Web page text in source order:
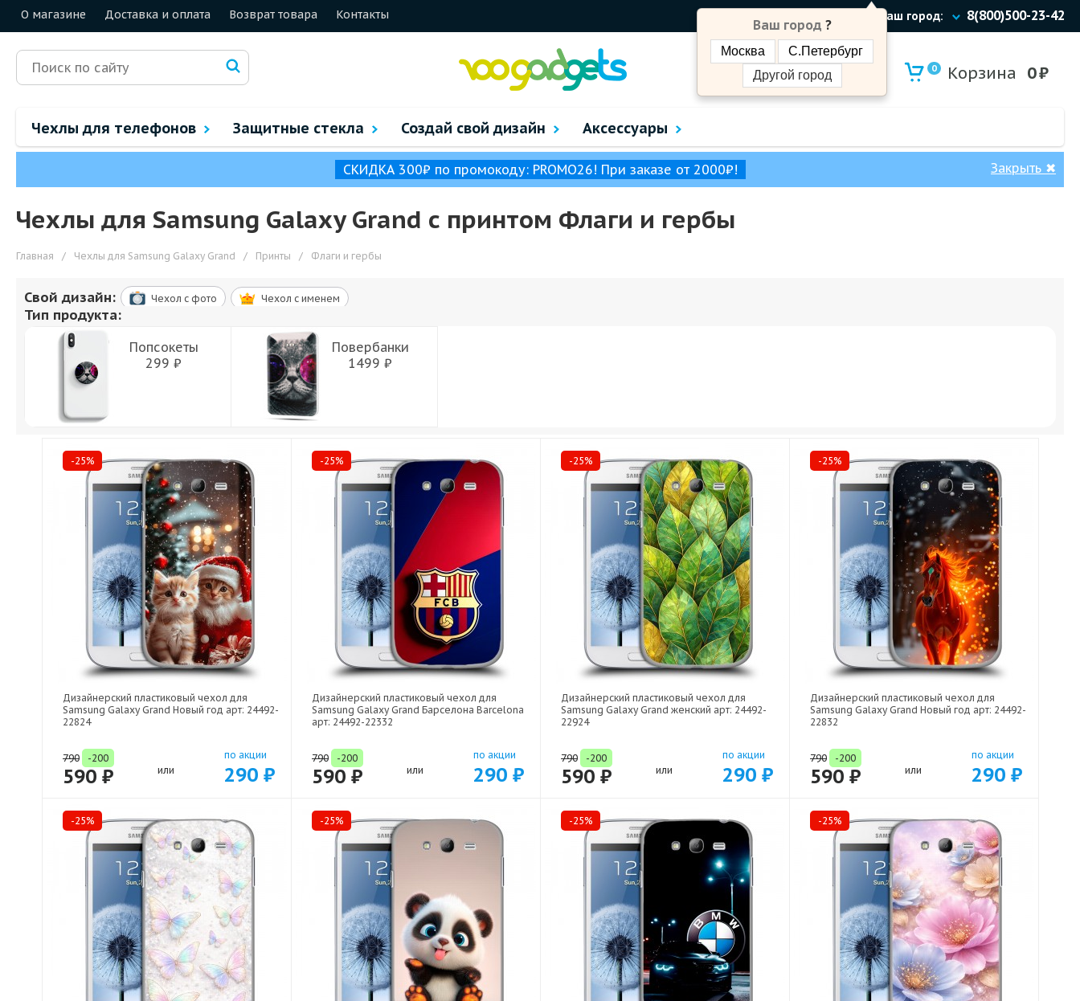
О магазине Доставка и оплата Возврат товара Контакты Ваш город:
Ваш город ?
Москва
С.Петербург
Другой город
8(800)500-23-42
0 Корзина 0₽
Чехлы для телефонов Защитные стекла Создай свой дизайн Аксессуары
СКИДКА 300₽ по промокоду: PROMO26! При заказе от 2000₽! Закрыть ✖
Чехлы для Samsung Galaxy Grand с принтом Флаги и гербы
Главная / Чехлы для Samsung Galaxy Grand / Принты / Флаги и гербы
Свой дизайн: Чехол c фото Чехол c именем
Тип продукта:
Попсокеты
299 ₽
Повербанки
1499 ₽
-25%
Дизайнерский пластиковый чехол для
Samsung Galaxy Grand Новый год арт: 24492-
22824
790 -200
590 ₽ или
по акции
290 ₽
-25%
Дизайнерский пластиковый чехол для
Samsung Galaxy Grand Барселона Barcelona
арт: 24492-22332
790 -200
590 ₽ или
по акции
290 ₽
-25%
Дизайнерский пластиковый чехол для
Samsung Galaxy Grand женский арт: 24492-
22924
790 -200
590 ₽ или
по акции
290 ₽
-25%
Дизайнерский пластиковый чехол для
Samsung Galaxy Grand Новый год арт: 24492-
22832
790 -200
590 ₽ или
по акции
290 ₽
-25% -25% -25% -25%